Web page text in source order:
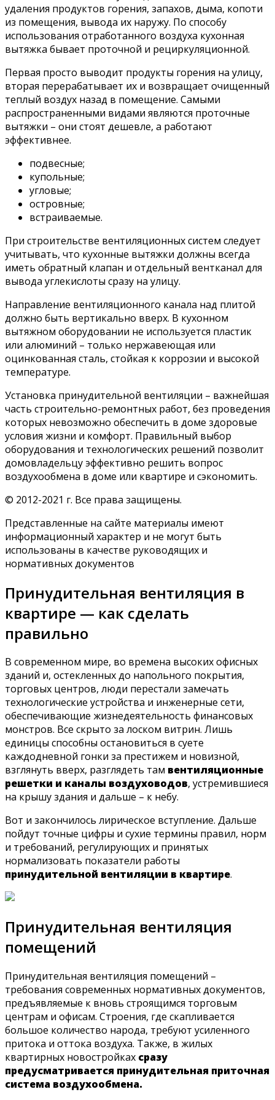
удаления продуктов горения, запахов, дыма, копоти
из помещения, вывода их наружу. По способу
использования отработанного воздуха кухонная
вытяжка бывает проточной и рециркуляционной.
Первая просто выводит продукты горения на улицу,
вторая перерабатывает их и возвращает очищенный
теплый воздух назад в помещение. Самыми
распространенными видами являются проточные
вытяжки – они стоят дешевле, а работают
эффективнее.
подвесные;
купольные;
угловые;
островные;
встраиваемые.
При строительстве вентиляционных систем следует
учитывать, что кухонные вытяжки должны всегда
иметь обратный клапан и отдельный вентканал для
вывода углекислоты сразу на улицу.
Направление вентиляционного канала над плитой
должно быть вертикально вверх. В кухонном
вытяжном оборудовании не используется пластик
или алюминий – только нержавеющая или
оцинкованная сталь, стойкая к коррозии и высокой
температуре.
Установка принудительной вентиляции – важнейшая
часть строительно-ремонтных работ, без проведения
которых невозможно обеспечить в доме здоровые
условия жизни и комфорт. Правильный выбор
оборудования и технологических решений позволит
домовладельцу эффективно решить вопрос
воздухообмена в доме или квартире и сэкономить.
© 2012-2021 г. Все права защищены.
Представленные на сайте материалы имеют
информационный характер и не могут быть
использованы в качестве руководящих и
нормативных документов
Принудительная вентиляция в
квартире — как сделать
правильно
В современном мире, во времена высоких офисных
зданий и, остекленных до напольного покрытия,
торговых центров, люди перестали замечать
технологические устройства и инженерные сети,
обеспечивающие жизнедеятельность финансовых
монстров. Все скрыто за лоском витрин. Лишь
единицы способны остановиться в суете
каждодневной гонки за престижем и новизной,
взглянуть вверх, разглядеть там вентиляционные
решетки и каналы воздуховодов, устремившиеся
на крышу здания и дальше – к небу.
Вот и закончилось лирическое вступление. Дальше
пойдут точные цифры и сухие термины правил, норм
и требований, регулирующих и принятых
нормализовать показатели работы
принудительной вентиляции в квартире.
Принудительная вентиляция
помещений
Принудительная вентиляция помещений –
требования современных нормативных документов,
предъявляемые к вновь строящимся торговым
центрам и офисам. Строения, где скапливается
большое количество народа, требуют усиленного
притока и оттока воздуха. Также, в жилых
квартирных новостройках сразу
предусматривается принудительная приточная
система воздухообмена.